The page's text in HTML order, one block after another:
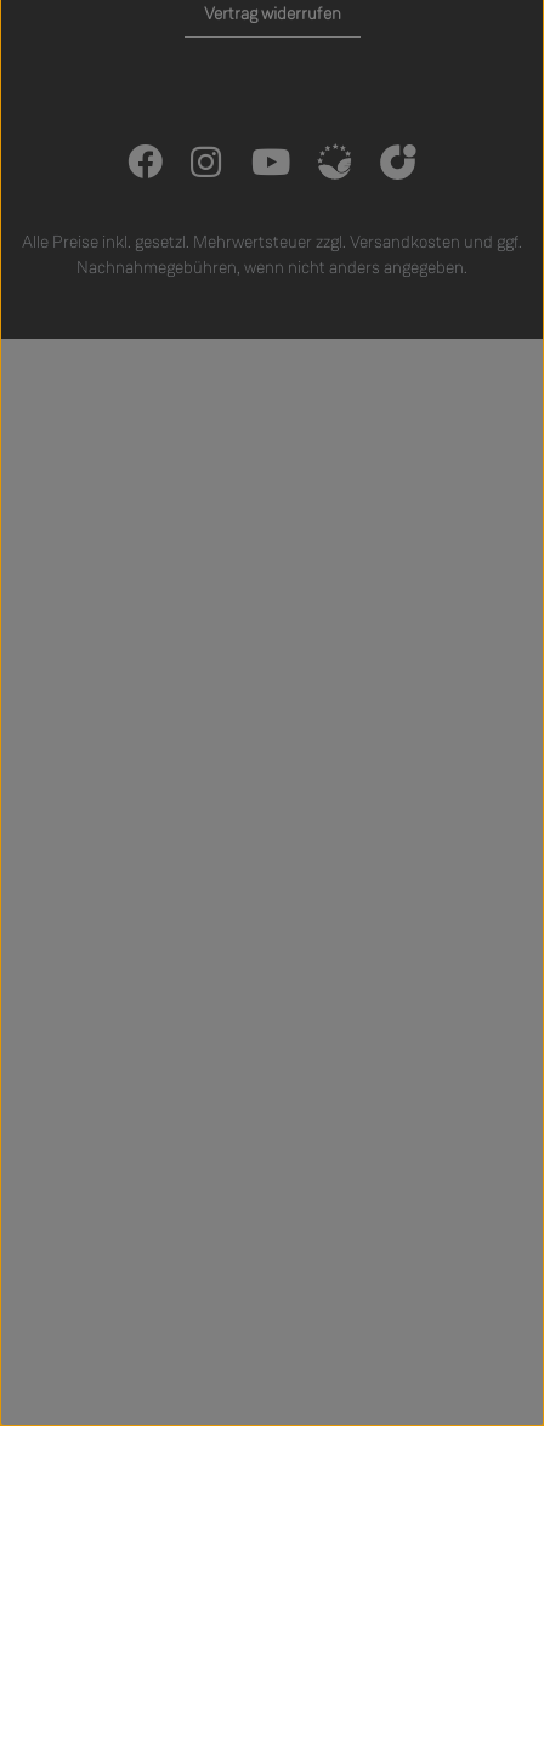
Vertrag widerrufen
Alle Preise inkl. gesetzl. Mehrwertsteuer zzgl. Versandkosten und ggf.
Nachnahmegebühren, wenn nicht anders angegeben.